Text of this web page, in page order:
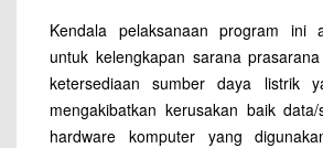
Kendala pelaksanaan program ini
untuk kelengkapan sarana
ketersediaan sumber daya listrik
mengakibatkan kerusakan baik
hardware komputer yang